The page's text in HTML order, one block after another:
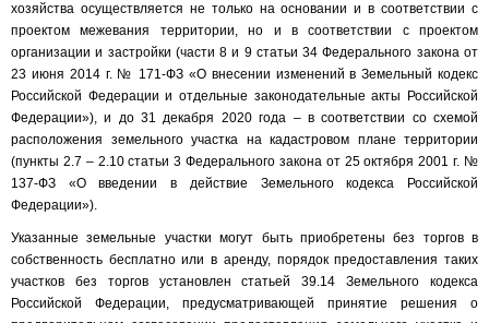
хозяйства осуществляется не только на основании и в соответствии с
проектом межевания территории, но и в соответствии с проектом
организации и застройки (части 8 и 9 статьи 34 Федерального закона от
23 июня 2014 г. № 171-ФЗ «О внесении изменений в Земельный кодекс
Российской Федерации и отдельные законодательные акты Российской
Федерации»), и до 31 декабря 2020 года – в соответствии со схемой
расположения земельного участка на кадастровом плане территории
(пункты 2.7 – 2.10 статьи 3 Федерального закона от 25 октября 2001 г. №
137-ФЗ «О введении в действие Земельного кодекса Российской
Федерации»).
Указанные земельные участки могут быть приобретены без торгов в
собственность бесплатно или в аренду, порядок предоставления таких
участков без торгов установлен статьей 39.14 Земельного кодекса
Российской Федерации, предусматривающей принятие решения о